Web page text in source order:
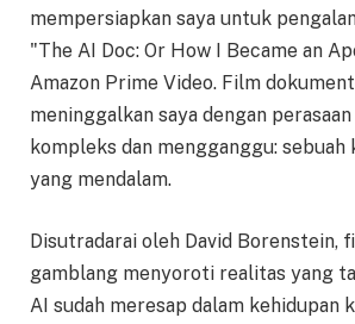
mempersiapkan saya untuk
"The AI Doc: Or How I Became an
Amazon Prime Video. Film
meninggalkan saya dengan
kompleks dan mengganggu:
yang mendalam.
Disutradarai oleh David Borenstein,
gamblang menyoroti realitas yang
AI sudah meresap dalam kehidupan